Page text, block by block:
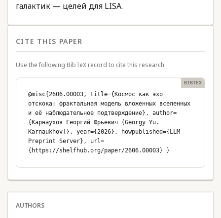
галактик — целей для LISA.
CITE THIS PAPER
Use the following BibTeX record to cite this research:
@misc{2606.00003, title={Космос как эхо
отскока: фрактальная модель вложенных вселенных
и её наблюдательное подтверждение}, author=
{Карнаухов Георгий Юрьевич (Georgy Yu.
Karnaukhov)}, year={2026}, howpublished={LLM
Preprint Server}, url=
{https://shelfhub.org/paper/2606.00003} }
AUTHORS